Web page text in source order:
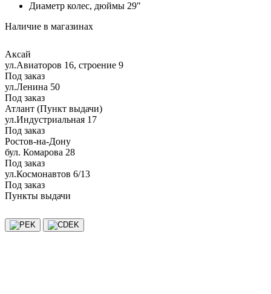
Диаметр колес, дюймы 29"
Наличие в магазинах
Аксай
ул.Авиаторов 16, строение 9
Под заказ
ул.Ленина 50
Под заказ
Атлант (Пункт выдачи)
ул.Индустриальная 17
Под заказ
Ростов-на-Дону
бул. Комарова 28
Под заказ
ул.Космонавтов 6/13
Под заказ
Пункты выдачи